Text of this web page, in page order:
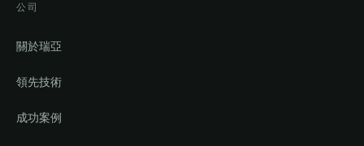
公司
關於瑞亞
領先技術
成功案例